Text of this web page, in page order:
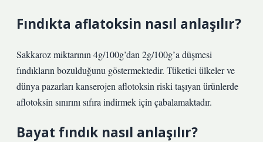
Fındıkta aflatoksin nasıl anlaşılır?
Sakkaroz miktarının 4g/100g’dan 2g/100g’a düşmesi
fındıkların bozulduğunu göstermektedir. Tüketici ülkeler ve
dünya pazarları kanserojen aflotoksin riski taşıyan ürünlerde
aflotoksin sınırını sıfıra indirmek için çabalamaktadır.
Bayat fındık nasıl anlaşılır?